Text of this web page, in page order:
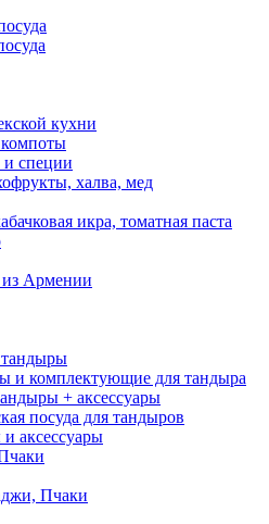
кухни
специи
халва, мед
икра, томатная паста
Армении
и комплектующие для тандыра
+ аксессуары
посуда для тандыров
аксессуары
Пчаки